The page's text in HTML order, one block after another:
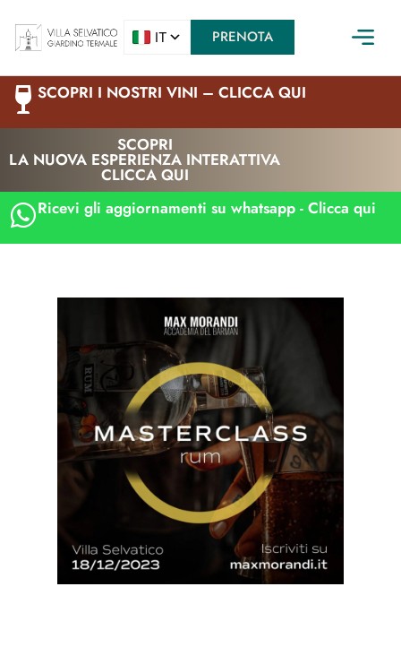
PRENOTA
SCOPRI I NOSTRI VINI – CLICCA QUI
SCOPRI
LA NUOVA ESPERIENZA INTERATTIVA
CLICCA QUI
Ricevi gli aggiornamenti su whatsapp - Clicca qui